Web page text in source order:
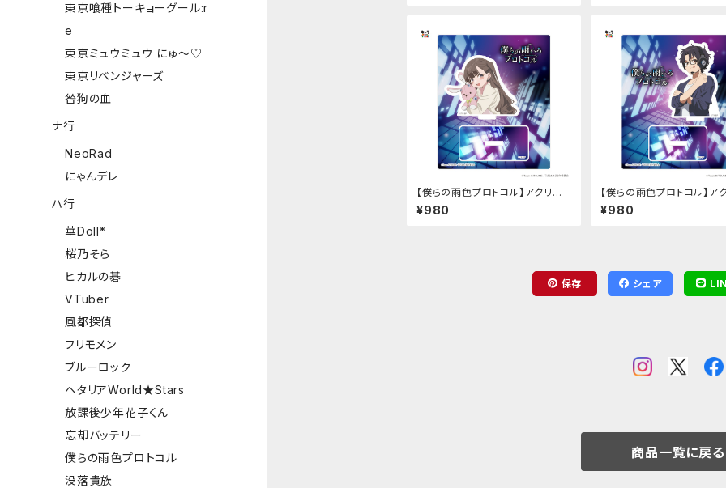
【僕らの雨色プロトコル】アクリル
スタンド（時野谷 美桜）
¥980
【僕らの雨色プロトコル】ア
スタンド（仙堂 暁斗）
¥980
保存 シェア
商品一覧に戻る
東京喰種トーキョーグール:r
e
東京ミュウミュウ にゅ～♡
東京リベンジャーズ
咎狗の血
ナ行
NeoRad
にゃんデレ
ハ行
華Doll*
桜乃そら
ヒカルの碁
VTuber
風都探偵
フリモメン
ブルーロック
ヘタリアWorld★Stars
放課後少年花子くん
忘却バッテリー
僕らの雨色プロトコル
没落貴族